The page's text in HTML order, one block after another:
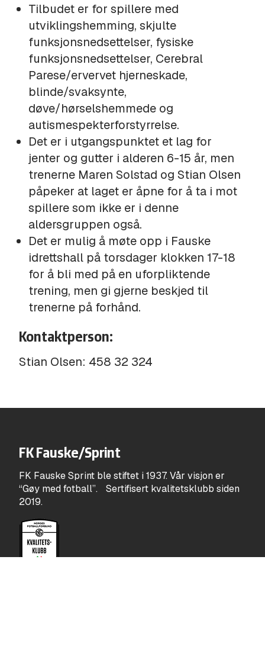
Tilbudet er for spillere med
utviklingshemming, skjulte
funksjonsnedsettelser, fysiske
funksjonsnedsettelser, Cerebral
Parese/ervervet hjerneskade,
blinde/svaksynte,
døve/hørselshemmede og
autismespekterforstyrrelse.
Det er i utgangspunktet et lag for
jenter og gutter i alderen 6-15 år, men
trenerne Maren Solstad og Stian Olsen
påpeker at laget er åpne for å ta i mot
spillere som ikke er i denne
aldersgruppen også.
Det er mulig å møte opp i Fauske
idrettshall på torsdager klokken 17-18
for å bli med på en uforpliktende
trening, men gi gjerne beskjed til
trenerne på forhånd.
Kontaktperson:
Stian Olsen: 458 32 324
FK Fauske/Sprint
FK Fauske Sprint ble stiftet i 1937. Vår visjon er
“Gøy med fotball”. Sertifisert kvalitetsklubb siden
2019.